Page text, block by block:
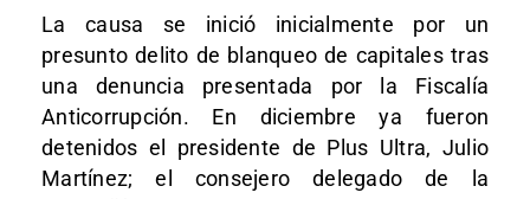
La causa se inició inicialmente por un
presunto delito de blanqueo de capitales tras
una denuncia presentada por la Fiscalía
Anticorrupción. En diciembre ya fueron
detenidos el presidente de Plus Ultra, Julio
Martínez; el consejero delegado de la